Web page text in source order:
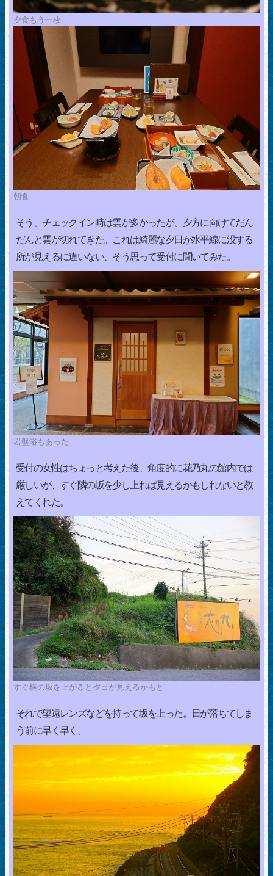
夕食もう一枚
朝食
そう、チェックイン時は雲が多かったが、夕方に向けてだん
だんと雲が切れてきた。これは綺麗な夕日が水平線に没する
所が見えるに違いない、そう思って受付に聞いてみた。
岩盤浴もあった
受付の女性はちょっと考えた後、角度的に花乃丸の館内では
厳しいが、すぐ隣の坂を少し上れば見えるかもしれないと教
えてくれた。
すぐ横の坂を上がると夕日が見えるかもと
それで望遠レンズなどを持って坂を上った。日が落ちてしま
う前に早く早く。